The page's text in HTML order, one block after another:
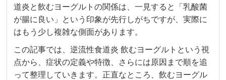
道炎と飲むヨーグルトの関係は、一見すると「乳酸菌
が腸に良い」という印象が先行しがちですが、実際に
はもう少し複雑な側面があります。
この記事では、逆流性食道炎 飲むヨーグルトという視
点から、症状の定義や特徴、さらには原因まで順を追
って整理していきます。正直なところ、飲むヨーグル